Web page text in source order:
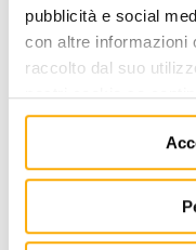
pubblicità e social
con altre informazioni
raccolto dal suo
nostri cookie se